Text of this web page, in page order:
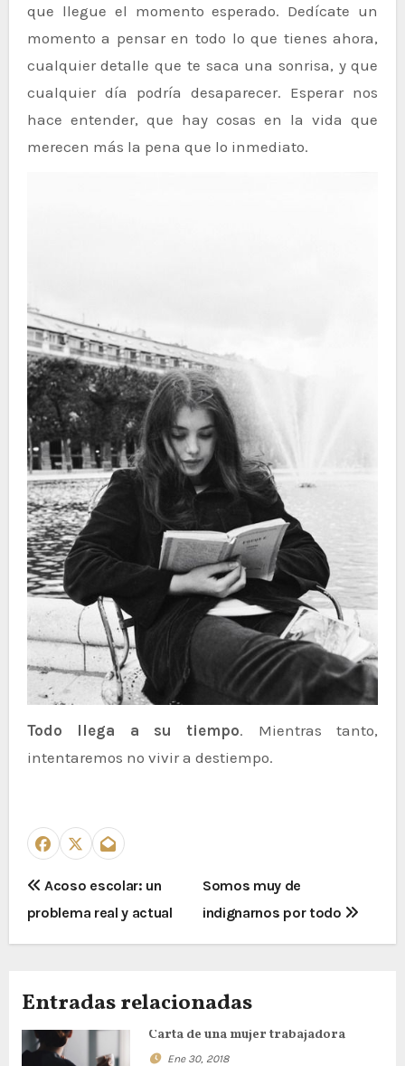
que llegue el momento esperado. Dedícate un
momento a pensar en todo lo que tienes ahora,
cualquier detalle que te saca una sonrisa, y que
cualquier día podría desaparecer. Esperar nos
hace entender, que hay cosas en la vida que
merecen más la pena que lo inmediato.
Todo llega a su tiempo. Mientras tanto,
intentaremos no vivir a destiempo.
N
a
e
g
Acoso escolar: un
problema real y actual
Somos muy de
indignarnos por todo
Entradas relacionadas
Carta de una mujer trabajadora
Ene 30, 2018